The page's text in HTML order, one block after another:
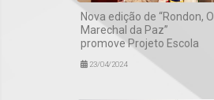
Nova edição de “Rondon, O
Marechal da Paz”
promove Projeto Escola
23/04/2024